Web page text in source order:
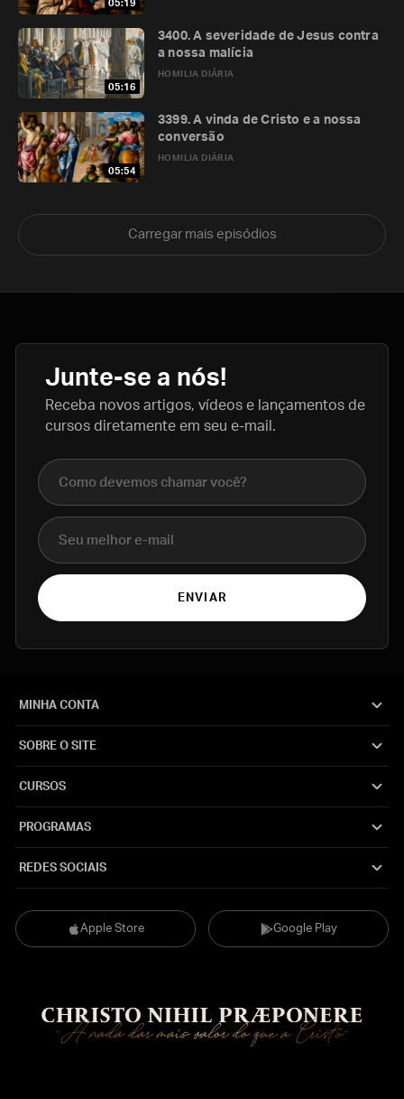
05:19
05:16
HOMILIA DIÁRIA
3400. A severidade de Jesus contra
a nossa malícia
05:54
HOMILIA DIÁRIA
3399. A vinda de Cristo e a nossa
conversão
Carregar mais episódios
Junte-se a nós!
Receba novos artigos, vídeos e lançamentos de
cursos diretamente em seu e-mail.
Nome completo
E-mail
ENVIAR
Apple Store Google Play
MINHA CONTA
SOBRE O SITE
CURSOS
PROGRAMAS
REDES SOCIAIS